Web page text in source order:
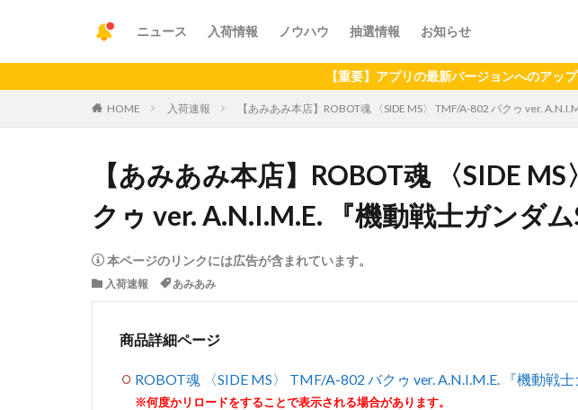
ニュース 入荷情報 ノウハウ 抽選情報 お知らせ
【重要】アプリの最新バージョンへのアップデート
HOME 入荷速報 【あみあみ本店】ROBOT魂 〈SIDE MS〉 TMF/A-802 バクゥ ver.
【あみあみ本店】ROBOT魂 〈SIDE
クゥ ver. A.N.I.M.E. 『機動戦士ガンダム
本ページのリンクには広告が含まれています。
入荷速報 あみあみ
商品詳細ページ
ROBOT魂 〈SIDE MS〉 TMF/A-802 バクゥ ver. A.N.I.M.E. 『機動戦士
※何度かリロードをすることで表示される場合があります。